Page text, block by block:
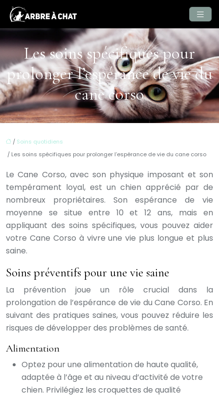
Les soins spécifiques pour
prolonger l’espérance de vie du
cane corso
/ Soins quotidiens
/ Les soins spécifiques pour prolonger l’espérance de vie du cane corso
Le Cane Corso, avec son physique imposant et son
tempérament loyal, est un chien apprécié par de
nombreux propriétaires. Son espérance de vie
moyenne se situe entre 10 et 12 ans, mais en
appliquant des soins spécifiques, vous pouvez aider
votre Cane Corso à vivre une vie plus longue et plus
saine.
Soins préventifs pour une vie saine
La prévention joue un rôle crucial dans la
prolongation de l’espérance de vie du Cane Corso. En
suivant des pratiques saines, vous pouvez réduire les
risques de développer des problèmes de santé.
Alimentation
Optez pour une alimentation de haute qualité,
adaptée à l’âge et au niveau d’activité de votre
chien. Privilégiez les croquettes de qualité